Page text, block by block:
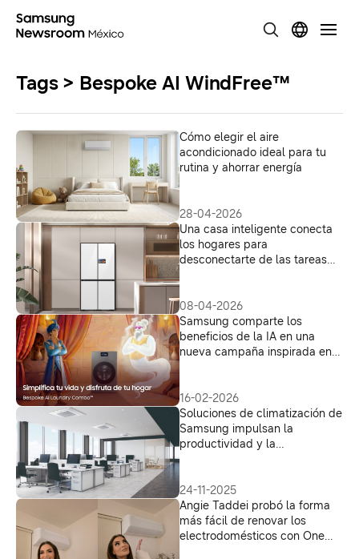
Tags > Bespoke AI WindFree™
Cómo elegir el aire
acondicionado ideal para tu
rutina y ahorrar energía
28-04-2026
Una casa inteligente conecta
los hogares para
desconectarte de las tareas
08-04-2026
Samsung comparte los
beneficios de la IA en una
nueva campaña inspirada en
16-02-2026
Soluciones de climatización de
Samsung impulsan la
productividad y la
24-11-2025
Angie Taddei probó la forma
más fácil de renovar los
electrodomésticos con One